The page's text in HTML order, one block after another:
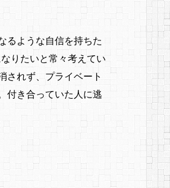
るような自信を持ちた
りたいと常々考えてい
されず、プライベート
付き合っていた人に逃